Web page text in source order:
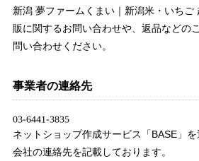
新潟 夢ファームくまい｜新潟米・いちご
販に関するお問い合わせや、返品などのご
問い合わせください。
事業者の連絡先
ネットショップ作成サービス「BASE」
会社の連絡先を記載しております。